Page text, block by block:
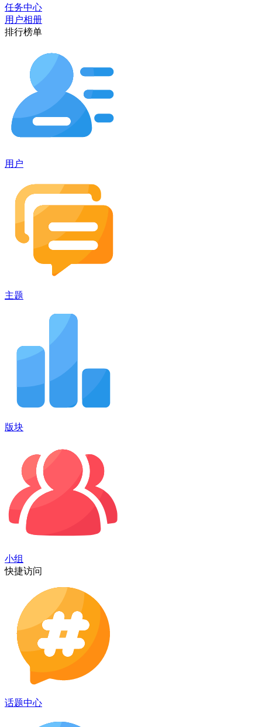
任务中心
用户相册
排行榜单
用户
主题
版块
小组
快捷访问
话题中心